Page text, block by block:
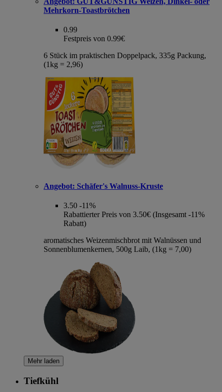
Mehrkorn-Toastbrötchen
0.99
Festpreis von 0.99€
6 Stück im praktischen Doppelpack, 335g Packung,
(1kg = 2,96)
Angebot: Schäfer's Walnuss-Kruste
3.50 -11%
Rabattierter Preis von 3.50€ (Insgesamt -11%
Rabatt)
aromatisches Weizenmischbrot mit Walnüssen und
Sonnenblumenkernen, 500g Laib, (1kg = 7,00)
Mehr laden
Tiefkühl